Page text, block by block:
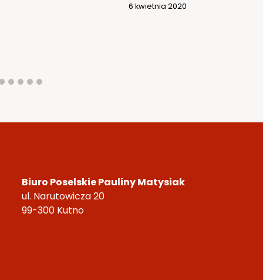
6 kwietnia 2020
Biuro Poselskie Pauliny Matysiak
ul. Narutowicza 20
99-300 Kutno